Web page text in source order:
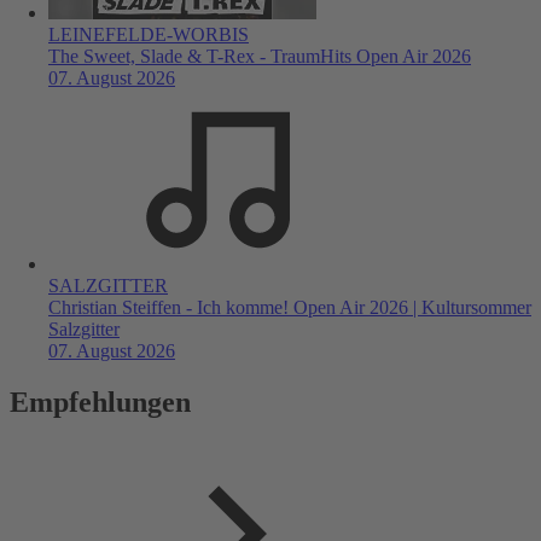
LEINEFELDE-WORBIS
The Sweet, Slade & T-Rex - TraumHits Open Air 2026
07. August 2026
SALZGITTER
Christian Steiffen - Ich komme! Open Air 2026 | Kultursommer
Salzgitter
07. August 2026
Empfehlungen